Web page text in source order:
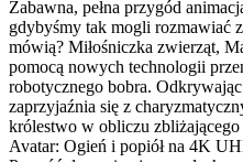
Zabawna, pełna przygód
gdybyśmy tak mogli rozmawiać
mówią? Miłośniczka zwierząt,
pomocą nowych technologii
robotycznego bobra.
zaprzyjaźnia się z
królestwo w obliczu
Avatar: Ogień i popiół na 4K